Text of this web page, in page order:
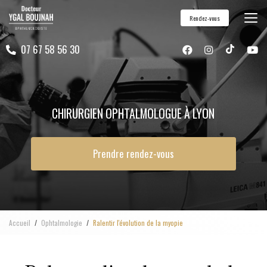
au
contenu
principal07 67 58 56 30
Rendez-vous
CHIRURGIEN OPHTALMOLOGUE À LYON
Prendre rendez-vous
Accueil Ophtalmologie Ralentir l'évolution de la myopie